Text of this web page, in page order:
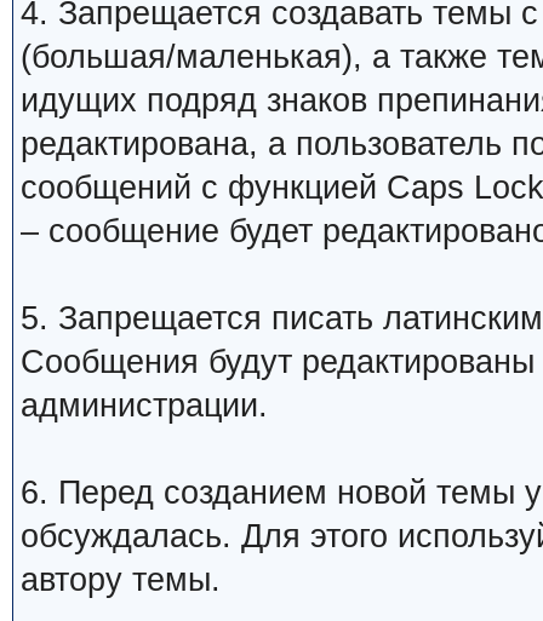
4. Запрещается создавать темы
(большая/маленькая), а также
идущих подряд знаков
редактирована, а пользователь
сообщений с функцией Caps
– сообщение будет
5. Запрещается писать
Сообщения будут
администрации.
6. Перед созданием новой темы
обсуждалась. Для этого
автору темы.